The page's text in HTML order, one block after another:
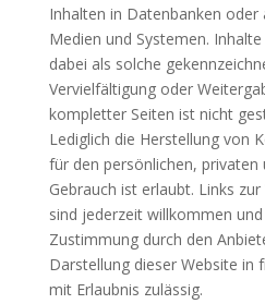
Inhalten in Datenbanken oder
Medien und Systemen.
dabei als solche
Vervielfältigung oder
kompletter Seiten ist nicht
Lediglich die Herstellung von
für den persönlichen,
Gebrauch ist erlaubt. Links
sind jederzeit willkommen
Zustimmung durch den
Darstellung dieser Website in
mit Erlaubnis zulässig.